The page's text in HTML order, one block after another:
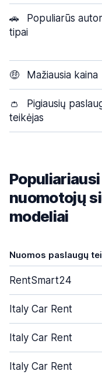
🚗
Populiarūs
tipai
🤑 Mažiausia kaina
👛
Pigiausių
teikėjas
nuomotojų
modeliai
Nuomos paslaugų
RentSmart24
Italy Car Rent
Italy Car Rent
Italy Car Rent